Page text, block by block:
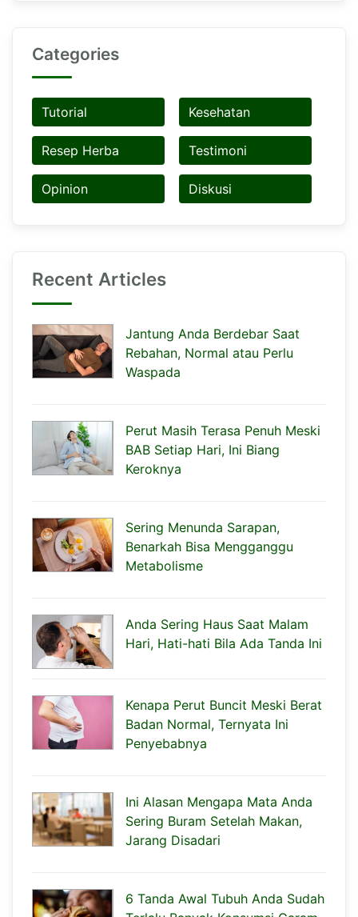
Categories
Tutorial Kesehatan
Resep Herba Testimoni
Opinion Diskusi
Recent Articles
Jantung Anda Berdebar Saat
Rebahan, Normal atau Perlu
Waspada
Perut Masih Terasa Penuh Meski
BAB Setiap Hari, Ini Biang
Keroknya
Sering Menunda Sarapan,
Benarkah Bisa Mengganggu
Metabolisme
Anda Sering Haus Saat Malam
Hari, Hati-hati Bila Ada Tanda Ini
Kenapa Perut Buncit Meski Berat
Badan Normal, Ternyata Ini
Penyebabnya
Ini Alasan Mengapa Mata Anda
Sering Buram Setelah Makan,
Jarang Disadari
6 Tanda Awal Tubuh Anda Sudah